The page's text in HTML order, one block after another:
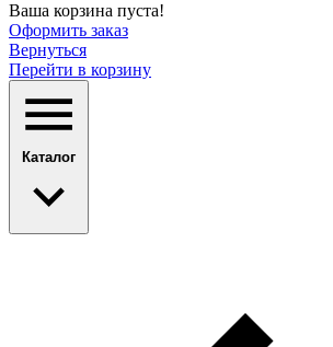
Ваша корзина пуста!
Оформить заказ
Вернуться
Перейти в корзину
Каталог